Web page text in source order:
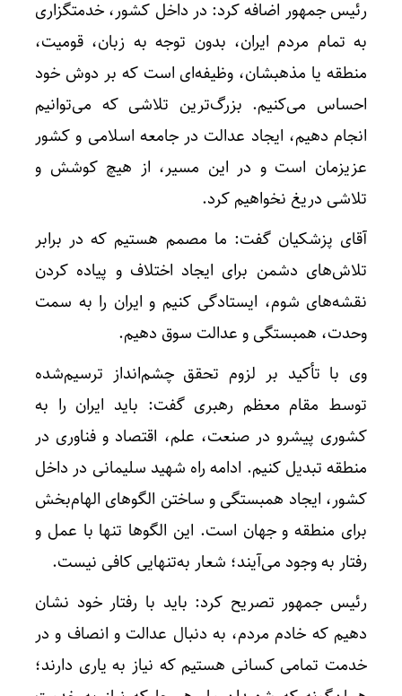
رئیس جمهور اضافه کرد: در داخل کشور، خدمتگزاری
به تمام مردم ایران، بدون توجه به زبان، قومیت،
منطقه یا مذهبشان، وظیفه‌ای است که بر دوش خود
احساس می‌کنیم. بزرگ‌ترین تلاشی که می‌توانیم
انجام دهیم، ایجاد عدالت در جامعه اسلامی و کشور
عزیزمان است و در این مسیر، از هیچ کوشش و
تلاشی دریغ نخواهیم کرد.
آقای پزشکیان گفت: ما مصمم هستیم که در برابر
تلاش‌های دشمن برای ایجاد اختلاف و پیاده کردن
نقشه‌های شوم، ایستادگی کنیم و ایران را به سمت
وحدت، همبستگی و عدالت سوق دهیم.
وی با تأکید بر لزوم تحقق چشم‌انداز ترسیم‌شده
توسط مقام معظم رهبری گفت: باید ایران را به
کشوری پیشرو در صنعت، علم، اقتصاد و فناوری در
منطقه تبدیل کنیم. ادامه راه شهید سلیمانی در داخل
کشور، ایجاد همبستگی و ساختن الگوهای الهام‌بخش
برای منطقه و جهان است. این الگوها تنها با عمل و
رفتار به وجود می‌آیند؛ شعار به‌تنهایی کافی نیست.
رئیس جمهور تصریح کرد: باید با رفتار خود نشان
دهیم که خادم مردم، به دنبال عدالت و انصاف و در
خدمت تمامی کسانی هستیم که نیاز به یاری دارند؛